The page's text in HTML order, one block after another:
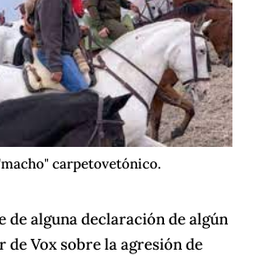
carpetovetónico.
de alguna declaración de algún
de Vox sobre la agresión de